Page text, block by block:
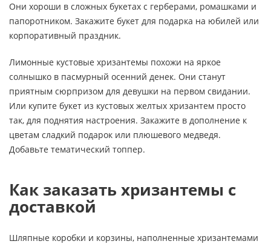
Они хороши в сложных букетах с герберами, ромашками и
папоротником. Закажите букет для подарка на юбилей или
корпоративный праздник.
Лимонные кустовые хризантемы похожи на яркое
солнышко в пасмурный осенний денек. Они станут
приятным сюрпризом для девушки на первом свидании.
Или купите букет из кустовых желтых хризантем просто
так, для поднятия настроения. Закажите в дополнение к
цветам сладкий подарок или плюшевого медведя.
Добавьте тематический топпер.
Как заказать хризантемы с
доставкой
Шляпные коробки и корзины, наполненные хризантемами